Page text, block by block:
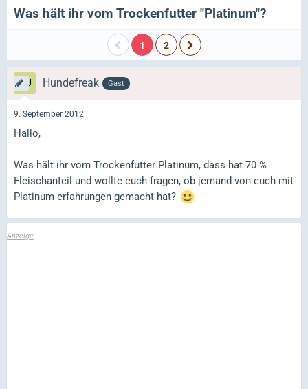
Was hält ihr vom Trockenfutter "Platinum"?
1 2
Hundefreak Gast
9. September 2012
Hallo,
Was hält ihr vom Trockenfutter Platinum, dass hat 70 %
Fleischanteil und wollte euch fragen, ob jemand von euch mit
Platinum erfahrungen gemacht hat?